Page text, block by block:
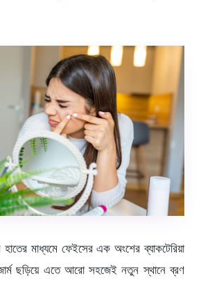
হাতের মাধ্যমে ফেইসের এক অংশের ব্যাকটেরিয়া
ছড়িয়ে এতে আরো সহজেই নতুন স্থানে ব্রণ